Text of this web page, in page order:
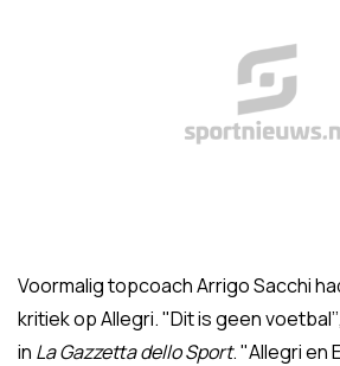
Voormalig topcoach Arrigo Sacchi
kritiek op Allegri. "Dit is geen
in La Gazzetta dello Sport. "Allegri en